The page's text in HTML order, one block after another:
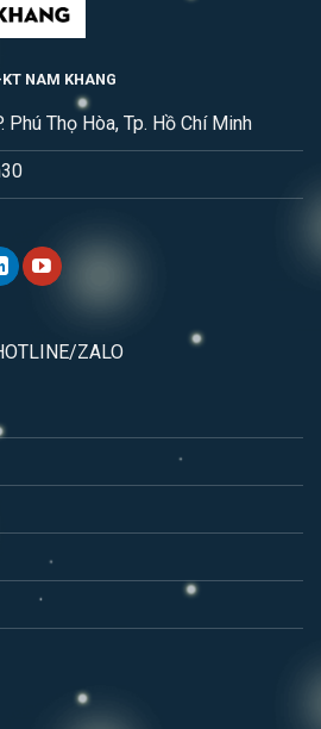
NAM KHANG
Phú Thọ Hòa, Tp. Hồ Chí Minh
ZALO